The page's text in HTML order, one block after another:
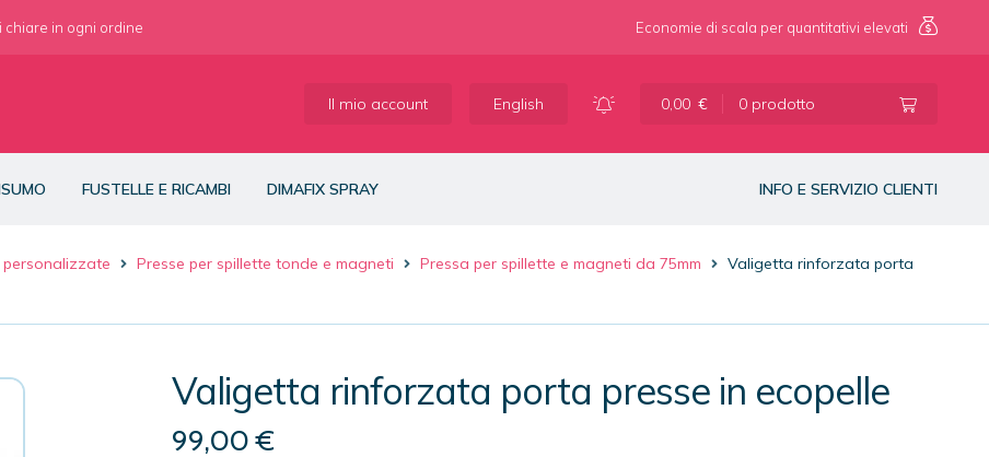
chiare in ogni ordine Economie di scala per quantitativi elevati
navigazione
contenuto
Il mio account English 0,00 € 0 prodotto
FUSTELLE E RICAMBI DIMAFIX SPRAY INFO E SERVIZIO CLIENTI
personalizzate Presse per spillette tonde e magneti Pressa per spillette e magneti da 75mm
Valigetta rinforzata porta
Valigetta rinforzata porta presse in ecopelle
99,00€